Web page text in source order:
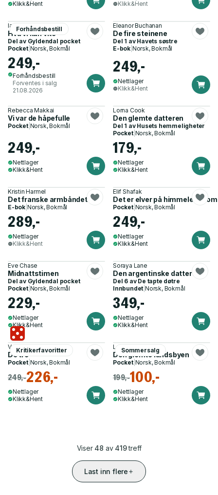
Klikk&Hent
Klikk&Hent
Forhåndsbestill
Ian McEwan
Hva vi kan vite
Del av Gyldendal pocket
Pocket| Norsk, Bokmål
249,-
Forhåndsbestill
Forventes i salg
21.08.2026
Eleanor Buchanan
De fire steinene
Del 1 av Havets søstre
E-bok Norsk, Bokmål
249,-
Nettlager
Klikk&Hent
Rebecca Makkai
Vi var de håpefulle
Pocket| Norsk, Bokmål
249,-
Nettlager
Klikk&Hent
Lorna Cook
Den glemte datteren
Del 1 av Husets hemmeligheter
Pocket| Norsk, Bokmål
179,-
Nettlager
Klikk&Hent
Kristin Harmel
Det franske armbåndet
E-bok Norsk, Bokmål
289,-
Nettlager
Klikk&Hent
Elif Shafak
Det er elver på himmelen -
Pocket| Norsk, Bokmål
249,-
Nettlager
Klikk&Hent
Eve Chase
Midnattstimen
Del av Gyldendal pocket
Pocket| Norsk, Bokmål
229,-
Nettlager
Klikk&Hent
Soraya Lane
Den argentinske datteren
Del 6 av De tapte døtre
Innbundet |Norsk, Bokmål
349,-
Nettlager
Klikk&Hent
Kritikerfavoritter
Valérie Perrin
De tre
Pocket| Norsk, Bokmål
249,-226,-
Nettlager
Klikk&Hent
Sommersalg
Lorna Cook
Den glemte landsbyen
Pocket| Norsk, Bokmål
199,-100,-
Nettlager
Klikk&Hent
Viser 48 av 419treff
Last inn flere